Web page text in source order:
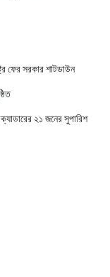
ফের সরকার শাটডাউন
২১ জনের সুপারিশ